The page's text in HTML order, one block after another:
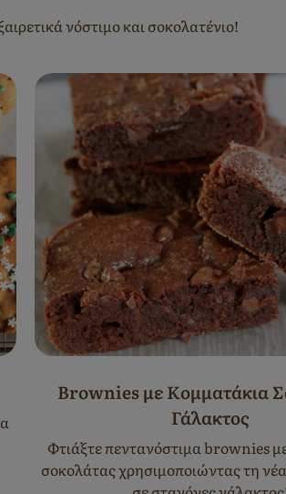
νόστιμο και σοκολατένιο!
Brownies με Κομματάκια
Γάλακτος
Φτιάξτε πεντανόστιμα brownies
σοκολάτας χρησιμοποιώντας τη